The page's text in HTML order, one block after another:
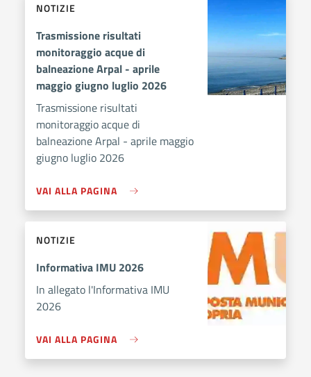
NOTIZIE
Trasmissione risultati
monitoraggio acque di
balneazione Arpal - aprile
maggio giugno luglio 2026
Trasmissione risultati
monitoraggio acque di
balneazione Arpal - aprile maggio
giugno luglio 2026
VAI ALLA PAGINA
NOTIZIE
Informativa IMU 2026
In allegato l'Informativa IMU
2026
VAI ALLA PAGINA